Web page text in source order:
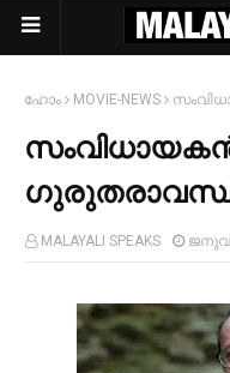
ഹോം MOVIE-NEWS
MALAYALI SPEAKS